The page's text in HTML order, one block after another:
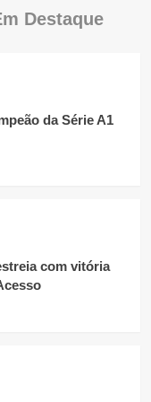
Destaque
da Série A1
com vitória